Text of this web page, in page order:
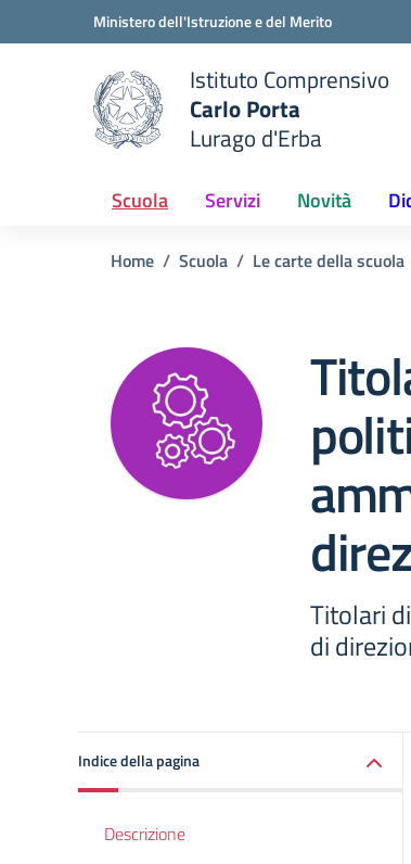
Vai ai contenuti
Vai al menu di navigazioneMinistero dell'Istruzione e del Merito
scuola
Istituto Comprensivo
Carlo Porta
Lurago d'Erba
Scuola Servizi Novità
Home Scuola Le carte della scuola
Titolari
di
Indice della pagina
Descrizione